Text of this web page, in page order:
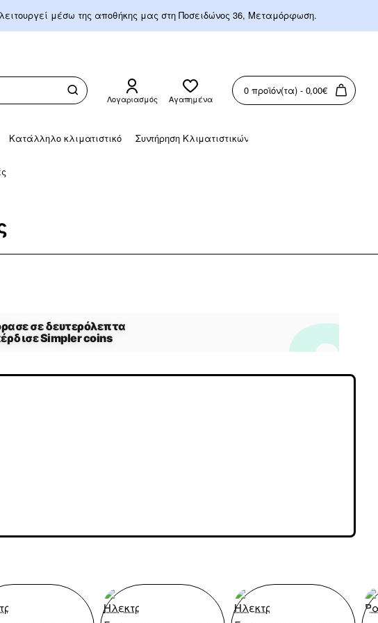
μέσω της αποθήκης μας στη Ποσειδώνος 36, Μεταμόρφωση.
Λογαριασμός Αγαπημένα
0 προϊόν(τα) - 0,00€
Κατάλληλο κλιματιστικό Συντήρηση Κλιματιστικών